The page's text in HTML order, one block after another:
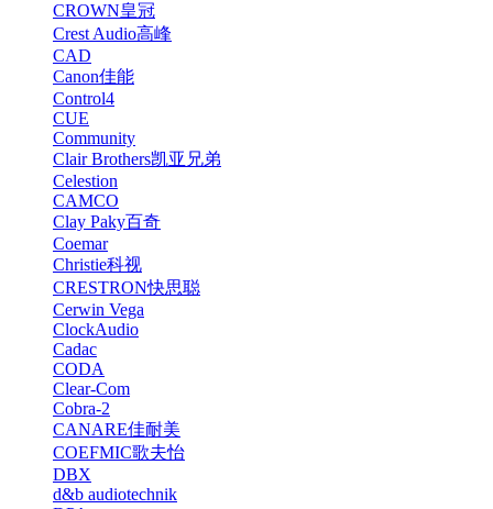
CROWN皇冠
Crest Audio高峰
CAD
Canon佳能
Control4
CUE
Community
Clair Brothers凯亚兄弟
Celestion
CAMCO
Clay Paky百奇
Coemar
Christie科视
CRESTRON快思聪
Cerwin Vega
ClockAudio
Cadac
CODA
Clear-Com
Cobra-2
CANARE佳耐美
COEFMIC歌夫怡
DBX
d&b audiotechnik